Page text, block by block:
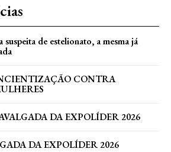
de estelionato, a mesma já
CONTRA
DA EXPOLÍDER 2026
DA EXPOLÍDER 2026